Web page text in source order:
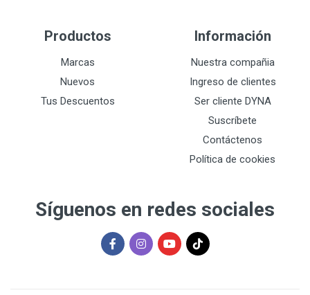
Productos
Marcas
Nuevos
Tus Descuentos
Información
Nuestra compañia
Ingreso de clientes
Ser cliente DYNA
Suscríbete
Contáctenos
Política de cookies
Síguenos en redes sociales